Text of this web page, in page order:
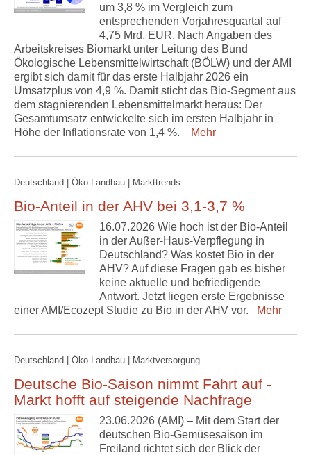
um 3,8 % im Vergleich zum
entsprechenden Vorjahresquartal auf
4,75 Mrd. EUR. Nach Angaben des
Arbeitskreises Biomarkt unter Leitung des Bund
Ökologische Lebensmittelwirtschaft (BÖLW) und der AMI
ergibt sich damit für das erste Halbjahr 2026 ein
Umsatzplus von 4,9 %. Damit sticht das Bio-Segment aus
dem stagnierenden Lebensmittelmarkt heraus: Der
Gesamtumsatz entwickelte sich im ersten Halbjahr in
Höhe der Inflationsrate von 1,4 %.
Mehr
Deutschland | Öko-Landbau | Markttrends
Bio-Anteil in der AHV bei 3,1-3,7 %
16.07.2026 Wie hoch ist der Bio-Anteil
in der Außer-Haus-Verpflegung in
Deutschland? Was kostet Bio in der
AHV? Auf diese Fragen gab es bisher
keine aktuelle und befriedigende
Antwort. Jetzt liegen erste Ergebnisse
einer AMI/Ecozept Studie zu Bio in der AHV vor.
Mehr
Deutschland | Öko-Landbau | Marktversorgung
Deutsche Bio-Saison nimmt Fahrt auf -
Markt hofft auf steigende Nachfrage
23.06.2026 (AMI) – Mit dem Start der
deutschen Bio-Gemüsesaison im
Freiland richtet sich der Blick der